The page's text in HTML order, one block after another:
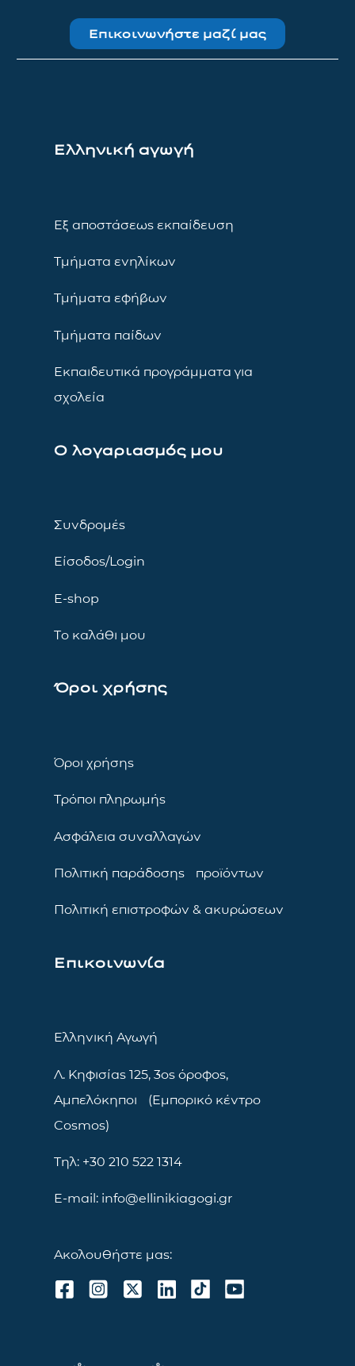
Επικοινωνήστε μαζί μας
Ελληνική αγωγή
Εξ αποστάσεως εκπαίδευση
Τμήματα ενηλίκων
Τμήματα εφήβων
Τμήματα παίδων
Εκπαιδευτικά προγράμματα για
σχολεία
Ο λογαριασμός μου
Συνδρομές
Είσοδος/Login
E-shop
Το καλάθι μου
Όροι χρήσης
Όροι χρήσης
Τρόποι πληρωμής
Ασφάλεια συναλλαγών
Πολιτική παράδοσης προϊόντων
Πολιτική επιστροφών & ακυρώσεων
Επικοινωνία
Ελληνική Αγωγή
Λ. Κηφισίας 125, 3ος όροφος,
Αμπελόκηποι (Εμπορικό κέντρο
Cosmos)
Τηλ: +30 210 522 1314
E-mail: info@ellinikiagogi.gr
Ακολουθήστε μας: